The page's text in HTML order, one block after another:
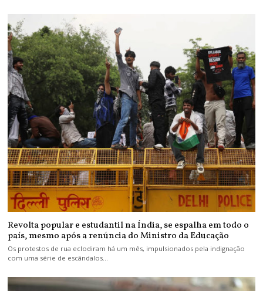
Revolta popular e estudantil na Índia, se espalha em todo o
país, mesmo após a renúncia do Ministro da Educação
Os protestos de rua eclodiram há um mês, impulsionados pela indignação
com uma série de escândalos…